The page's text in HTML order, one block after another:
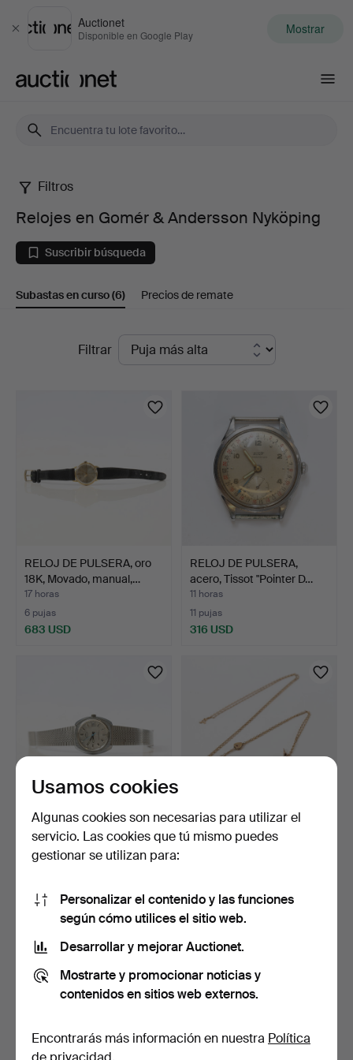
Cerrar
Auctionet
Disponible en Google Play Mostrar
Relojes
en
Gomér
&
Andersson
Filtros
Relojes en Gomér & Andersson Nyköping
Suscribir búsqueda
Subastas en curso(6) Precios de remate
SubastasFiltrar
RELOJ DE PULSERA, oro
18K, Movado, manual,…
17 horas
6 pujas
683 USD
RELOJ DE PULSERA,
acero, Tissot "Pointer D…
11 horas
11 pujas
316 USD
RELOJ DE PULSERA,
acero, Royce, automático…
12 horas
37 USD
RELOJ DE BOLSILLO,
plata, siglo XX.
64 USD
Usamos cookies
Algunas cookies son necesarias para utilizar el
servicio. Las cookies que tú mismo puedes
gestionar se utilizan para:
Personalizar el contenido y las funciones
según cómo utilices el sitio web.
Desarrollar y mejorar Auctionet.
Mostrarte y promocionar noticias y
contenidos en sitios web externos.
Encontrarás más información en nuestra Política